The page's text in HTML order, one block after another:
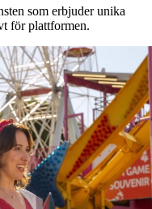
som erbjuder unika
för plattformen.